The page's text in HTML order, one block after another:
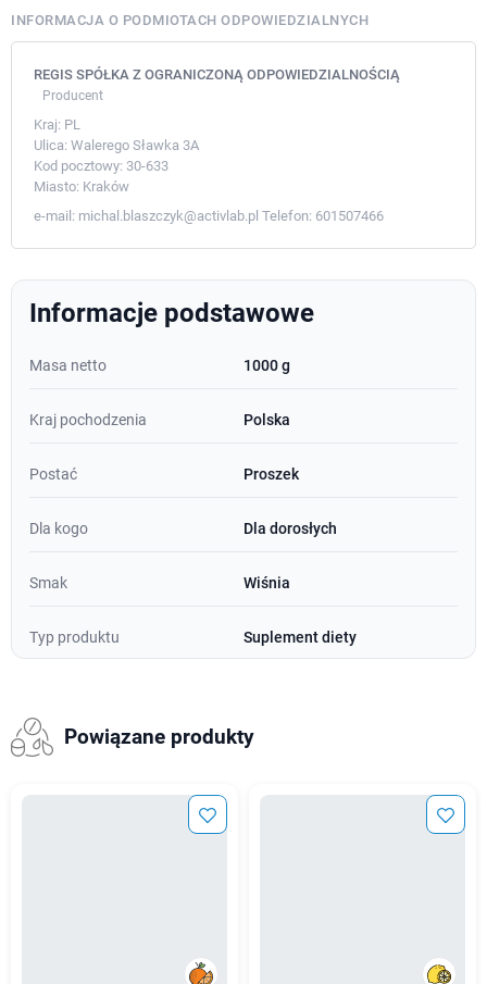
INFORMACJA O PODMIOTACH ODPOWIEDZIALNYCH
REGIS SPÓŁKA Z OGRANICZONĄ ODPOWIEDZIALNOŚCIĄ
Producent
Kraj: PL
Ulica: Walerego Sławka 3A
Kod pocztowy: 30-633
Miasto: Kraków
e-mail: michal.blaszczyk@activlab.pl Telefon: 601507466
Informacje podstawowe
Masa netto 1000 g
Kraj pochodzenia Polska
Postać Proszek
Dla kogo Dla dorosłych
Smak Wiśnia
Typ produktu Suplement diety
Powiązane produkty